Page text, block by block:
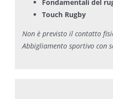
Fondamentali del
Touch Rugby
Non è previsto il contatto
Abbigliamento sportivo con